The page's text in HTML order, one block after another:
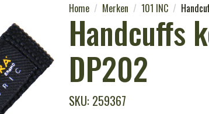
Home Merken 101 INC
Handcuffs
DP202
SKU: 259367